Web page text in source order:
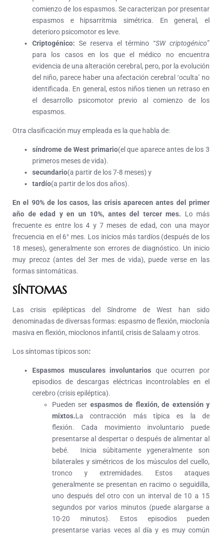
comienzo de los espasmos. Se caracterizan por presentar
espasmos e hipsarritmia simétrica. En general, el
deterioro psicomotor es leve.
Criptogénico: Se reserva el término “SW criptogénico”
para los casos en los que el médico no encuentra
evidencia de una alteración cerebral, pero, por la evolución
del niño, parece haber una afectación cerebral ‘oculta’ no
identificada. En general, estos niños tienen un retraso en
el desarrollo psicomotor previo al comienzo de los
espasmos.
Otra clasificación muy empleada es la que habla de:
síndrome de West primario(el que aparece antes de los 3
primeros meses de vida).
secundario(a partir de los 7-8 meses) y
tardío(a partir de los dos años).
En el 90% de los casos, las crisis aparecen antes del primer
año de edad y en un 10%, antes del tercer mes. Lo más
frecuente es entre los 4 y 7 meses de edad, con una mayor
frecuencia en el 6° mes. Los inicios más tardíos (después de los
18 meses), generalmente son errores de diagnóstico. Un inicio
muy precoz (antes del 3er mes de vida), puede verse en las
formas sintomáticas.
SÍNTOMAS
Las crisis epilépticas del Síndrome de West han sido
denominadas de diversas formas: espasmo de flexión, mioclonía
masiva en flexión, mioclonos infantil, crisis de Salaam y otros.
Los síntomas típicos son:
Espasmos musculares involuntarios que ocurren por
episodios de descargas eléctricas incontrolables en el
cerebro (crisis epiléptica).
Pueden ser espasmos de flexión, de extensión y
mixtos.La contracción más típica es la de
flexión. Cada movimiento involuntario puede
presentarse al despertar o después de alimentar al
bebé. Inicia súbitamente ygeneralmente son
bilaterales y simétricos de los músculos del cuello,
tronco y extremidades. Estos ataques
generalmente se presentan en racimo o seguidilla,
uno después del otro con un interval de 10 a 15
segundos por varios minutos (puede alargarse a
10-20 minutos). Estos episodios pueden
presentarse varias veces al día y es muy común